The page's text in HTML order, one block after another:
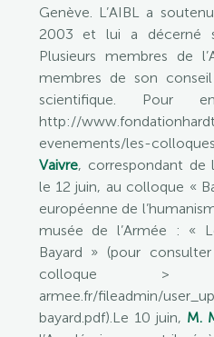
Genève. L’AIBL a
2003 et lui a décerné
Plusieurs membres de
membres de son
scientifique. Pour
http://
evenements/les-
Vaivre, correspondant de
le 12 juin, au colloque «
européenne de
musée de l’Armée : «
Bayard » (pour
colloque >
armee.fr/fileadmin/
bayard.pdf).Le 10 juin, M.